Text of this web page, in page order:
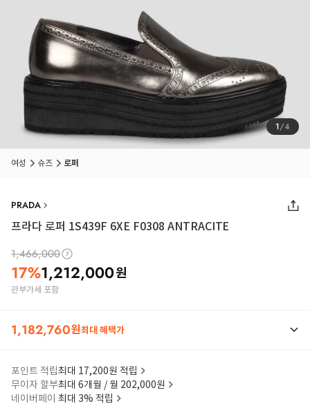
1/4
여성 슈즈 로퍼
PRADA
프라다 로퍼 1S439F 6XE F0308 ANTRACITE
1,466,000
17%1,212,000원
관부가세 포함
1,182,760원최대 혜택가
포인트 적립최대 17,200원 적립
무이자 할부최대 6개월 / 월 202,000원
네이버페이 최대 3% 적립